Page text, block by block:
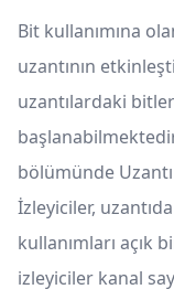
Bit kullanımına
uzantının
uzantılardaki
bölümünde
İzleyiciler,
kullanımları açık
izleyiciler kanal